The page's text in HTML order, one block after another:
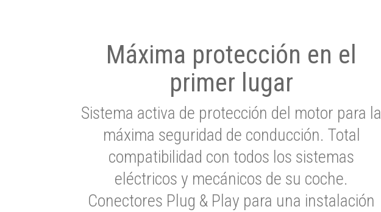
Máxima protección en el
primer lugar
Sistema activa de protección del motor para la
máxima seguridad de conducción. Total
compatibilidad con todos los sistemas
eléctricos y mecánicos de su coche.
Conectores Plug & Play para una instalación